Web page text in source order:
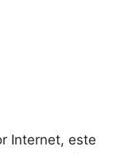
Internet, este